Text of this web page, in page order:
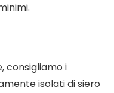
consigliamo i
isolati di siero